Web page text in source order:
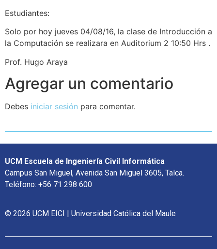
Estudiantes:
Solo por hoy jueves 04/08/16, la clase de Introducción a
la Computación se realizara en Auditorium 2 10:50 Hrs .
Prof. Hugo Araya
Agregar un comentario
Debes iniciar sesión para comentar.
UCM Escuela de Ingeniería Civil Informática
Campus San Miguel, Avenida San Miguel 3605, Talca.
Teléfono: +56 71 298 600
© 2026 UCM EICI | Universidad Católica del Maule